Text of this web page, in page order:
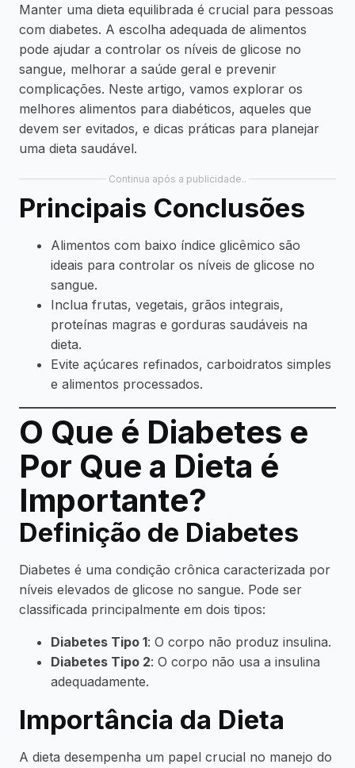
Manter uma dieta equilibrada é crucial para pessoas
com diabetes. A escolha adequada de alimentos
pode ajudar a controlar os níveis de glicose no
sangue, melhorar a saúde geral e prevenir
complicações. Neste artigo, vamos explorar os
melhores alimentos para diabéticos, aqueles que
devem ser evitados, e dicas práticas para planejar
uma dieta saudável.
Continua após a publicidade..
Principais Conclusões
Alimentos com baixo índice glicêmico são
ideais para controlar os níveis de glicose no
sangue.
Inclua frutas, vegetais, grãos integrais,
proteínas magras e gorduras saudáveis na
dieta.
Evite açúcares refinados, carboidratos simples
e alimentos processados.
O Que é Diabetes e
Por Que a Dieta é
Importante?
Definição de Diabetes
Diabetes é uma condição crônica caracterizada por
níveis elevados de glicose no sangue. Pode ser
classificada principalmente em dois tipos:
Diabetes Tipo 1: O corpo não produz insulina.
Diabetes Tipo 2: O corpo não usa a insulina
adequadamente.
Importância da Dieta
A dieta desempenha um papel crucial no manejo do